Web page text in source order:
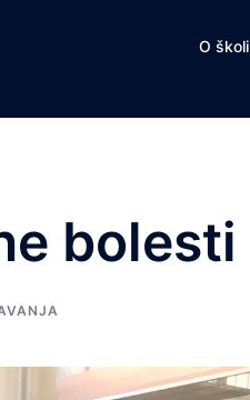
O školi
bolesti